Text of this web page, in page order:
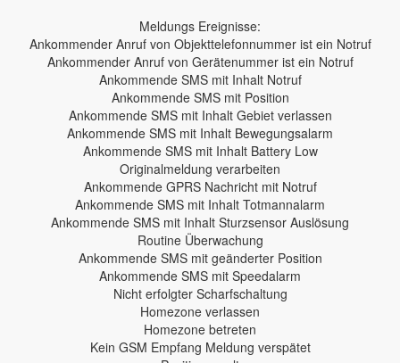
Meldungs Ereignisse:
Ankommender Anruf von Objekttelefonnummer ist ein Notruf
Ankommender Anruf von Gerätenummer ist ein Notruf
Ankommende SMS mit Inhalt Notruf
Ankommende SMS mit Position
Ankommende SMS mit Inhalt Gebiet verlassen
Ankommende SMS mit Inhalt Bewegungsalarm
Ankommende SMS mit Inhalt Battery Low
Originalmeldung verarbeiten
Ankommende GPRS Nachricht mit Notruf
Ankommende SMS mit Inhalt Totmannalarm
Ankommende SMS mit Inhalt Sturzsensor Auslösung
Routine Überwachung
Ankommende SMS mit geänderter Position
Ankommende SMS mit Speedalarm
Nicht erfolgter Scharfschaltung
Homezone verlassen
Homezone betreten
Kein GSM Empfang Meldung verspätet